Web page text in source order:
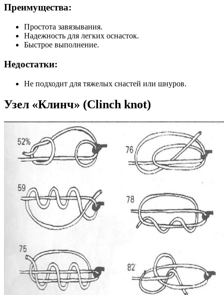
Преимущества:
Простота завязывания.
Надежность для легких оснасток.
Быстрое выполнение.
Недостатки:
Не подходит для тяжелых снастей или шнуров.
Узел «Клинч» (Clinch knot)